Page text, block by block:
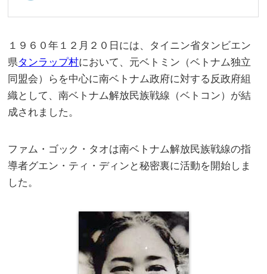
１９６０年１２月２０日には、タイニン省タンビエン
県タンラップ村において、元ベトミン（ベトナム独立
同盟会）らを中心に南ベトナム政府に対する反政府組
織として、南ベトナム解放民族戦線（ベトコン）が結
成されました。
ファム・ゴック・タオは南ベトナム解放民族戦線の指
導者グエン・ティ・ディンと秘密裏に活動を開始しま
した。